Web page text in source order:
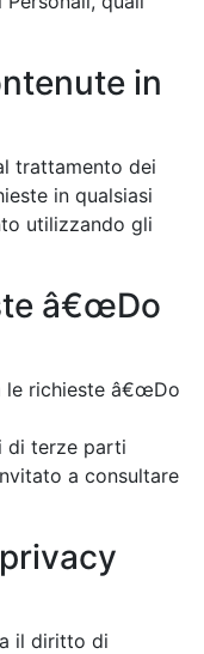
in
trattamento dei
in qualsiasi
utilizzando gli
â€œDo
le richieste â€œDo
di terze parti
a consultare
il diritto di